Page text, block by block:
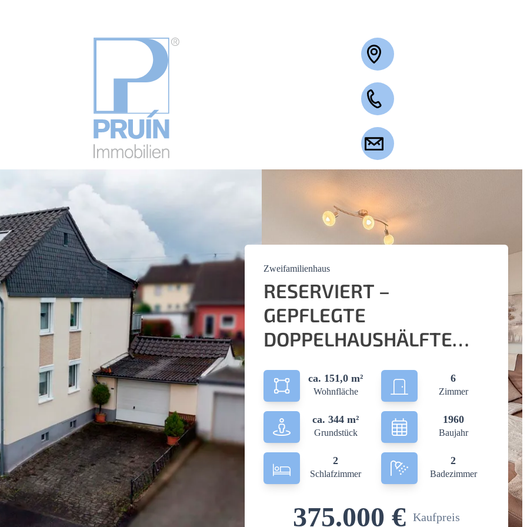
+49 2263 3003
Zweifamilienhaus
RESERVIERT –
GEPFLEGTE
DOPPELHAUSHÄLFTE
FAMILIEN IN RUHIGER
WOHNLAGE VON
HENNEF
ca. 151,0 m²
Wohnfläche
6
Zimmer
ca. 344 m²
Grundstück
1960
Baujahr
2
Schlafzimmer
2
Badezimmer
375.000 € Kaufpreis